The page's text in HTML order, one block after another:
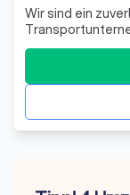
Wir sind ein
und
sorgfältig, pünktlich und
an erster Stelle
Transporte oder